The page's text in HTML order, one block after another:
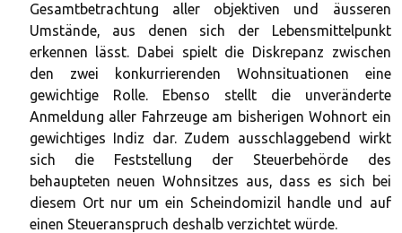
Gesamtbetrachtung aller objektiven und äusseren
Umstände, aus denen sich der Lebensmittelpunkt
erkennen lässt. Dabei spielt die Diskrepanz zwischen
den zwei konkurrierenden Wohnsituationen eine
gewichtige Rolle. Ebenso stellt die unveränderte
Anmeldung aller Fahrzeuge am bisherigen Wohnort ein
gewichtiges Indiz dar. Zudem ausschlaggebend wirkt
sich die Feststellung der Steuerbehörde des
behaupteten neuen Wohnsitzes aus, dass es sich bei
diesem Ort nur um ein Scheindomizil handle und auf
einen Steueranspruch deshalb verzichtet würde.